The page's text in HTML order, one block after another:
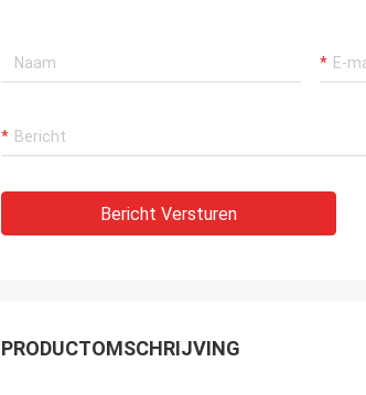
Bericht Versturen
PRODUCTOMSCHRIJVING